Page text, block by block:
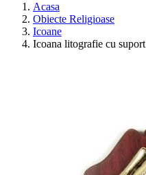
Acasa
Obiecte Religioase
Icoane
Icoana litografie cu suport